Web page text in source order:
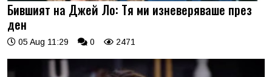
Бившият на Джей Ло: Тя ми изневеряваше през
ден
05 Aug 11:29 0 2471